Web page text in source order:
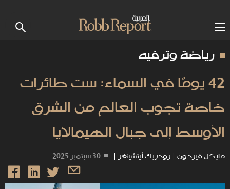
رياضة وترفيه
42 يومًا في السماء: ست طائرات
خاصة تجوب العالم من الشرق
الأوسط إلى جبال الهيمالايا
مايكل فيردون | رودريك أيتشينغر| 30 سبتمبر 2025